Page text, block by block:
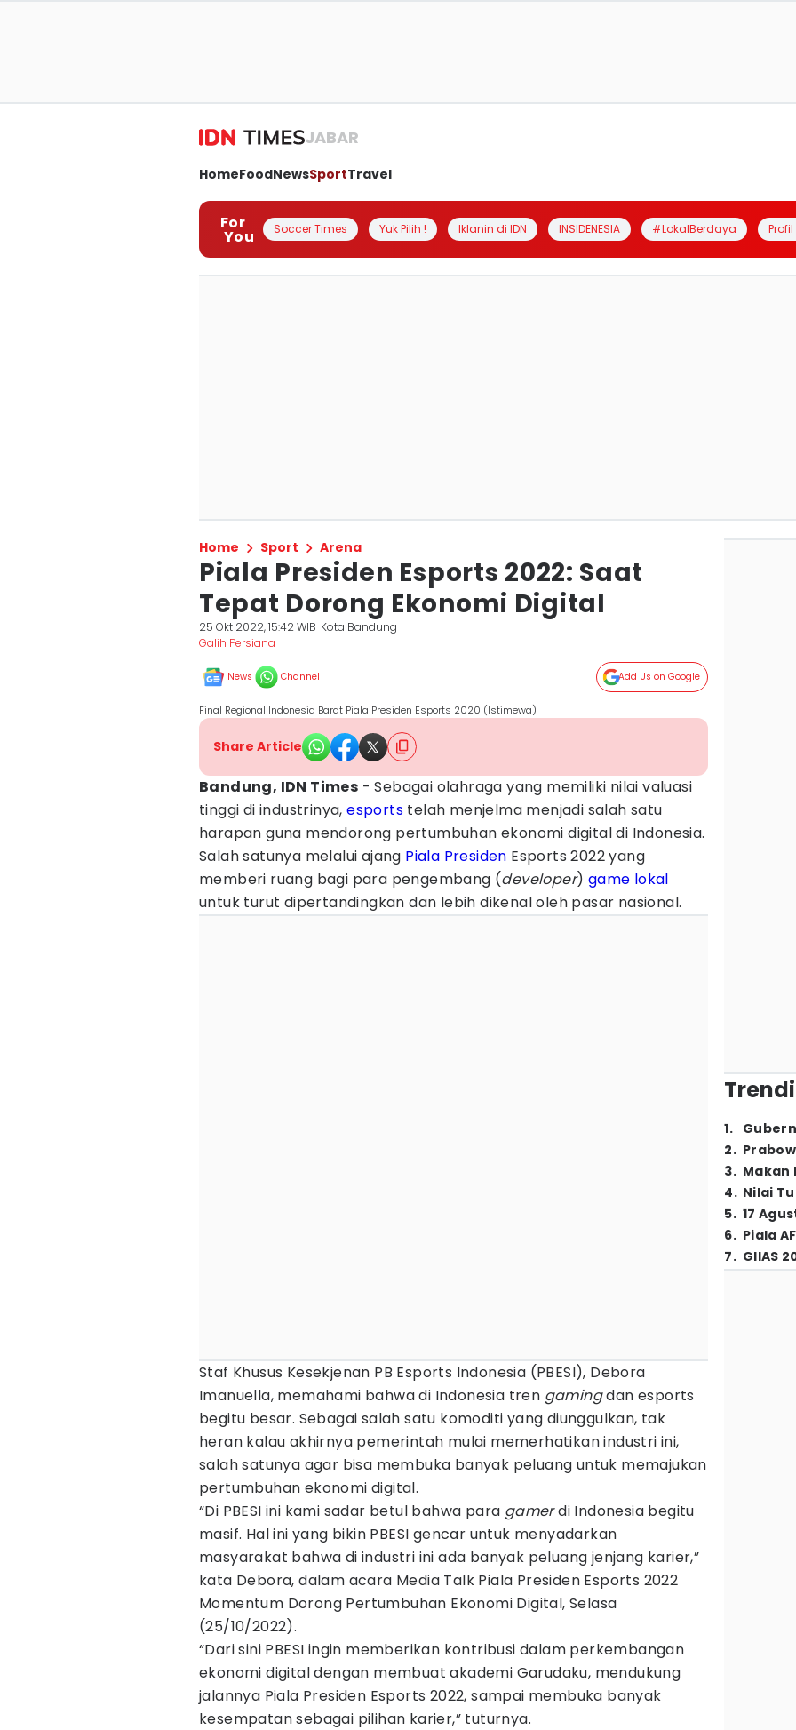
JABAR
HomeFoodNewsSportTravel
For
You Soccer Times Yuk Pilih ! Iklanin di IDN INSIDENESIA #LokalBerdaya
Home Sport Arena
Piala Presiden Esports 2022: Saat
Tepat Dorong Ekonomi Digital
25 Okt 2022, 15:42 WIB Kota Bandung
Galih Persiana
News Channel Add Us on Google
Final Regional Indonesia Barat Piala Presiden Esports 2020 (Istimewa)
Share Article
Bandung, IDN Times - Sebagai olahraga yang memiliki nilai valuasi
tinggi di industrinya,esports telah menjelma menjadi salah satu
harapan guna mendorong pertumbuhan ekonomi digital di Indonesia.
Salah satunya melalui ajang Piala Presiden Esports 2022 yang
memberi ruang bagi para pengembang (developer) game lokal
untuk turut dipertandingkan dan lebih dikenal oleh pasar nasional.
Staf Khusus Kesekjenan PB Esports Indonesia (PBESI), Debora
Imanuella, memahami bahwa di Indonesia tren gamingdan esports
begitu besar. Sebagai salah satu komoditi yang diunggulkan, tak
heran kalau akhirnya pemerintah mulai memerhatikan industri ini,
salah satunya agar bisa membuka banyak peluang untuk memajukan
pertumbuhan ekonomi digital.
“Di PBESI ini kami sadar betul bahwa para gamerdi Indonesia begitu
masif. Hal ini yang bikin PBESI gencar untuk menyadarkan
masyarakat bahwa di industri ini ada banyak peluang jenjang karier,”
kata Debora, dalam acara Media Talk Piala Presiden Esports 2022
Momentum Dorong Pertumbuhan Ekonomi Digital, Selasa
(25/10/2022).
“Dari sini PBESI ingin memberikan kontribusi dalam perkembangan
ekonomi digital dengan membuat akademi Garudaku, mendukung
jalannya Piala Presiden Esports 2022, sampai membuka banyak
kesempatan sebagai pilihan karier,” tuturnya.
1.
2.
3. Makan
4. Nilai
5. 17
6. Piala
7. GIIAS